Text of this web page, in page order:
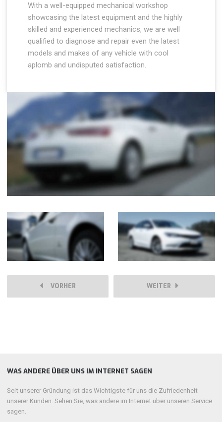
With a well-equipped mechanical workshop
showcasing the latest equipment and the highly
skilled and experienced mechanics, we are well
qualified to diagnose and repair even the latest
models and makes of any vehicle with cool
aplomb and undisputed satisfaction.
VORHER WEITER
WAS ANDERE ÜBER UNS IM INTERNET SAGEN
Seit unserer Gründung ist das Wichtigste für uns die Zufriedenheit
unserer Kunden. Sehen Sie, was andere im Internet über unseren Service
sagen.